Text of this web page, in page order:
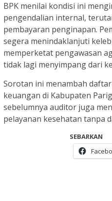
BPK menilai kondisi ini
pengendalian internal,
pembayaran penginapan.
segera menindaklanjuti
memperketat pengawasan
tidak lagi menyimpang dari
Sorotan ini menambah
keuangan di Kabupaten
sebelumnya auditor juga
pelayanan kesehatan tanpa
SEBARKAN